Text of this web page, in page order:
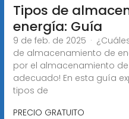
Tipos de
energía: Guía
9 de feb. de 2025 ·
de almacenamiento de
por el almacenamiento
adecuado! En esta guía
tipos de
PRECIO GRATUITO